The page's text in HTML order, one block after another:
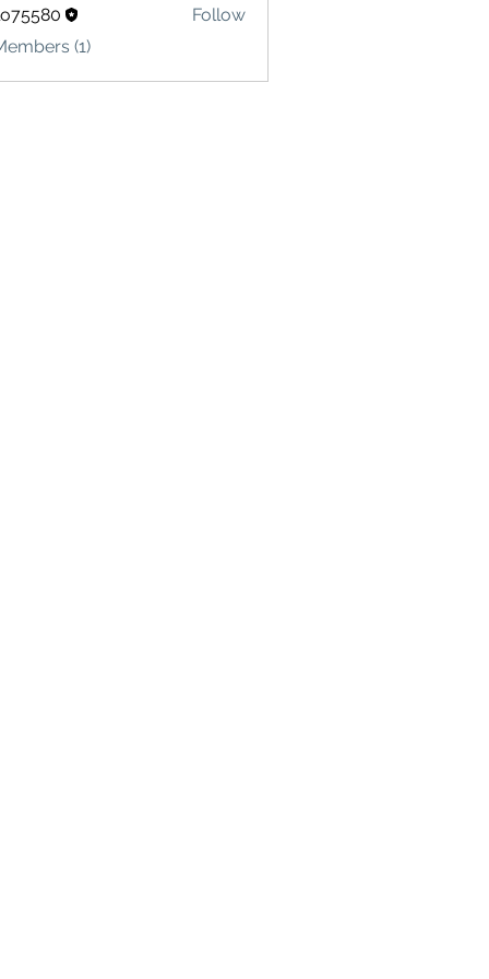
Follow
(1)